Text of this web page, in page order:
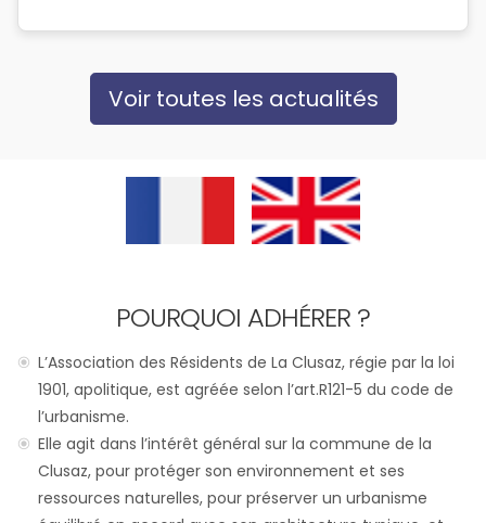
Voir toutes les actualités
POURQUOI ADHÉRER ?
L’Association des Résidents de La Clusaz, régie par la loi
1901, apolitique, est agréée selon l’art.R121-5 du code de
l’urbanisme.
Elle agit dans l’intérêt général sur la commune de la
Clusaz, pour protéger son environnement et ses
ressources naturelles, pour préserver un urbanisme